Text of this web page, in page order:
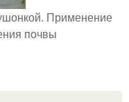
Применение
почвы